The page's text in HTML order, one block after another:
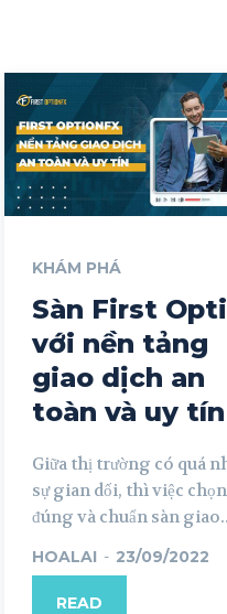
KHÁM PHÁ
Sàn First
với nền tảng
giao dịch an
toàn và uy tín
Giữa thị trường có quá
sự gian dối, thì việc chọn
đúng và chuẩn sàn
HOALAI - 23/09/2022
READ